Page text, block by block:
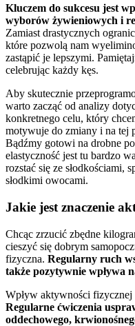
Kluczem do sukcesu jest
wyborów żywieniowych i
Zamiast drastycznych
które pozwolą nam
zastąpić je lepszymi.
celebrując każdy kęs.
Aby skutecznie
warto zacząć od analizy
konkretnego celu, który
motywuje do zmiany i na tej
Bądźmy gotowi na drobne
elastyczność jest tu bardzo
rozstać się ze słodkościami,
słodkimi owocami.
Jakie jest znaczenie
Chcąc zrzucić zbędne
cieszyć się dobrym
fizyczna. Regularny ruch
także pozytywnie wpływa
Wpływ aktywności fizycznej
Regularne ćwiczenia
oddechowego,